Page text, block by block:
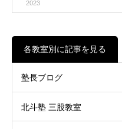
2023
各教室別に記事を見る
塾長ブログ
北斗塾 三股教室